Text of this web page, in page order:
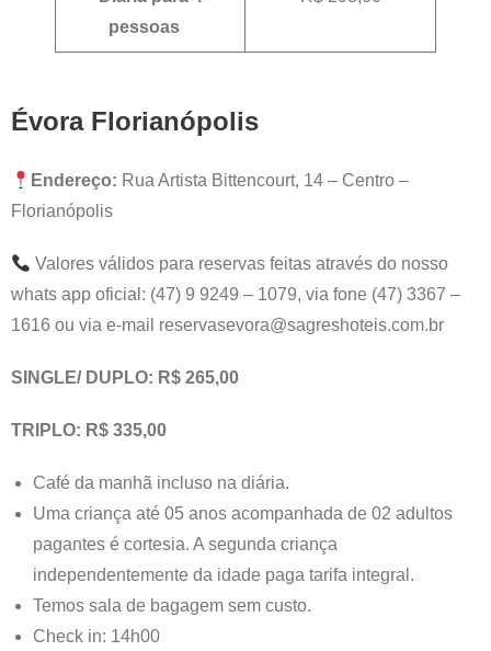
pessoas
Évora Florianópolis
Endereço: Rua Artista Bittencourt, 14 – Centro –
Florianópolis
Valores válidos para reservas feitas através do nosso
whats app oficial: (47) 9 9249 – 1079, via fone (47) 3367 –
1616 ou via e-mail reservasevora@sagreshoteis.com.br
SINGLE/ DUPLO: R$ 265,00
TRIPLO: R$ 335,00
Café da manhã incluso na diária.
Uma criança até 05 anos acompanhada de 02 adultos
pagantes é cortesia. A segunda criança
independentemente da idade paga tarifa integral.
Temos sala de bagagem sem custo.
Check in: 14h00